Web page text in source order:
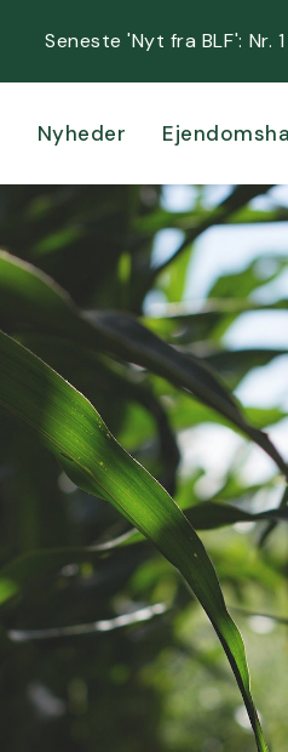
Seneste 'Nyt fra BLF': Nr.
Nyheder